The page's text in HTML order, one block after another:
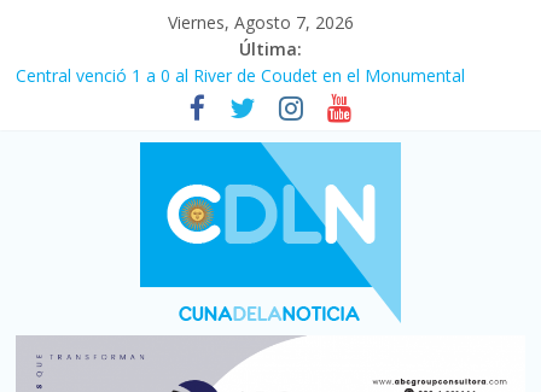
Viernes, Agosto 7, 2026
Última:
Central venció 1 a 0 al River de Coudet en el Monumental
La morosidad alcanzó su nivel más alto en dos décadas y ya
afecta a 400 mil deudores en Santa Fe
Desde que asumió Milei cerraron 41.000 kioscos: el sector
denuncia crisis como en 2001
Vacaciones de invierno con más movimiento y consumo
turístico: 4,6 millones de personas viajaron por el país, un 5,9%
Fuerte caída de la venta de autos usados en julio: bajó un 12,6%